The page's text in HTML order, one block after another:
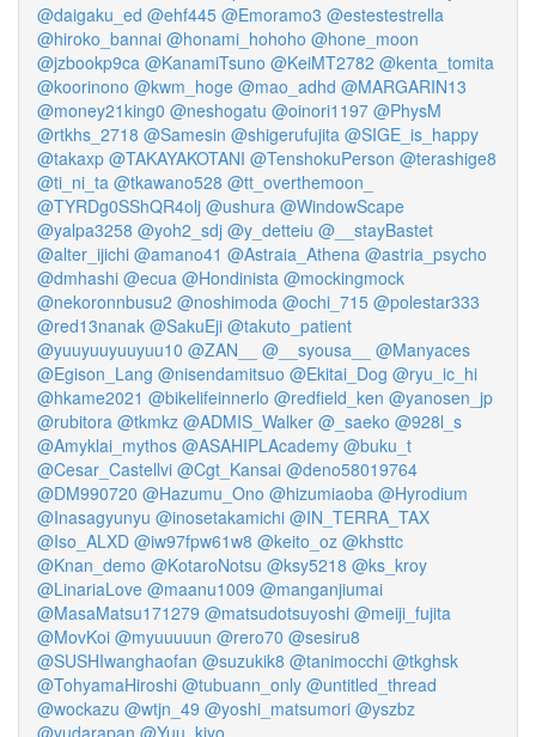
@daigaku_ed @ehf445 @Emoramo3 @estestestrella
@hiroko_bannai @honami_hohoho @hone_moon
@jzbookp9ca @KanamiTsuno @KeiMT2782 @kenta_tomita
@koorinono @kwm_hoge @mao_adhd @MARGARIN13
@money21king0 @neshogatu @oinori1197 @PhysM
@rtkhs_2718 @Samesin @shigerufujita @SIGE_is_happy
@takaxp @TAKAYAKOTANI @TenshokuPerson @terashige8
@ti_ni_ta @tkawano528 @tt_overthemoon_
@TYRDg0SShQR4olj @ushura @WindowScape
@yalpa3258 @yoh2_sdj @y_detteiu @__stayBastet
@alter_ijichi @amano41 @Astraia_Athena @astria_psycho
@dmhashi @ecua @Hondinista @mockingmock
@nekoronnbusu2 @noshimoda @ochi_715 @polestar333
@red13nanak @SakuEji @takuto_patient
@yuuyuuyuuyuu10 @ZAN__ @__syousa__
@Manyaces
@Egison_Lang @nisendamitsuo @Ekitai_Dog @ryu_ic_hi
@hkame2021 @bikelifeinnerlo @redfield_ken @yanosen_jp
@rubitora @tkmkz @ADMIS_Walker @_saeko @928l_s
@Amyklai_mythos @ASAHIPLAcademy @buku_t
@Cesar_Castellvi @Cgt_Kansai @deno58019764
@DM990720 @Hazumu_Ono @hizumiaoba @Hyrodium
@Inasagyunyu @inosetakamichi @IN_TERRA_TAX
@Iso_ALXD @iw97fpw61w8 @keito_oz @khsttc
@Knan_demo @KotaroNotsu @ksy5218 @ks_kroy
@LinariaLove @maanu1009 @manganjiumai
@MasaMatsu171279 @matsudotsuyoshi @meiji_fujita
@MovKoi @myuuuuun @rero70 @sesiru8
@SUSHIwanghaofan @suzukik8 @tanimocchi @tkghsk
@TohyamaHiroshi @tubuann_only @untitled_thread
@wockazu @wtjn_49 @yoshi_matsumori @yszbz
@yudarapan @Yuu_kiyo